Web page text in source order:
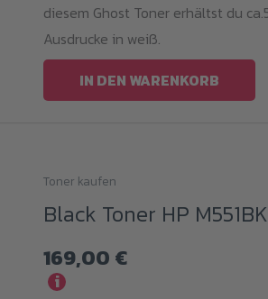
diesem Ghost Toner erhältst du
Ausdrucke in weiß.
IN DEN WARENKORB
Toner kaufen
Black Toner HP
169,00 €
i